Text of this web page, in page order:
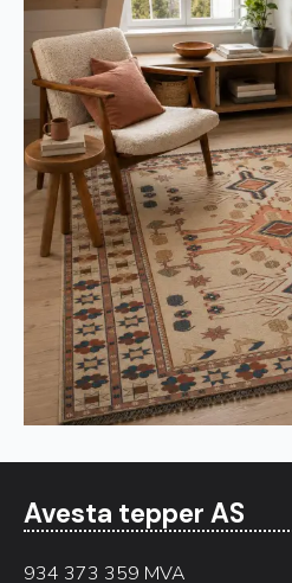
Avesta tepper AS
934 373 359 MVA